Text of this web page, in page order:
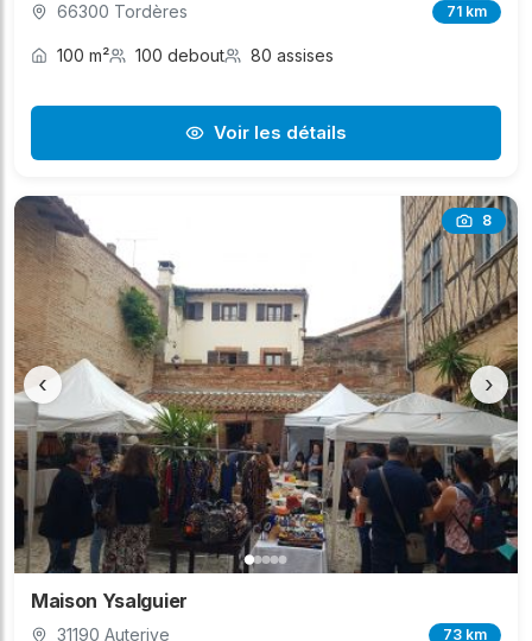
66300 Tordères 71 km
100 m² 100 debout 80 assises
Voir les détails
8
‹ ›
Maison Ysalguier
31190 Auterive 73 km